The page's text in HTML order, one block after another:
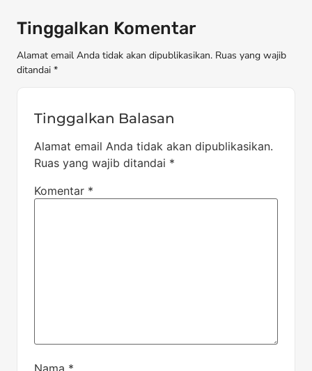
Tinggalkan Komentar
Alamat email Anda tidak akan dipublikasikan. Ruas yang wajib
ditandai *
Tinggalkan Balasan
Alamat email Anda tidak akan dipublikasikan.
Ruas yang wajib ditandai *
Komentar *
Nama *